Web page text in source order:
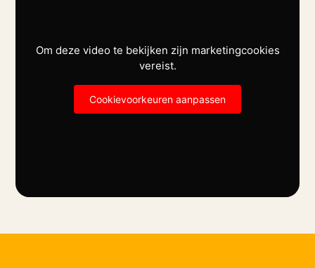
Om deze video te bekijken zijn marketingcookies
vereist.
Cookievoorkeuren aanpassen